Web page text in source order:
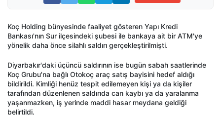
Koç Holding bünyesinde faaliyet gösteren Yapı Kredi
Bankası'nın Sur ilçesindeki şubesi ile bankaya ait bir ATM'ye
yönelik daha önce silahlı saldırı gerçekleştirilmişti.
Diyarbakır'daki üçüncü saldırının ise bugün sabah saatlerinde
Koç Grubu'na bağlı Otokoç araç satış bayisini hedef aldığı
bildirildi. Kimliği henüz tespit edilemeyen kişi ya da kişiler
tarafından düzenlenen saldırıda can kaybı ya da yaralanma
yaşanmazken, iş yerinde maddi hasar meydana geldiği
belirtildi.